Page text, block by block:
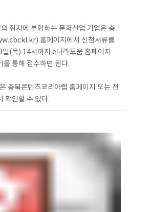
의 취지에 부합하는 문화산업 기업은 충
홈페이지에서 신청서류를
(목) 14시까지 e나라도움 홈페이지
통해 접수하면 된다.
충북콘텐츠코리아랩 홈페이지 또는 전
확인할 수 있다.